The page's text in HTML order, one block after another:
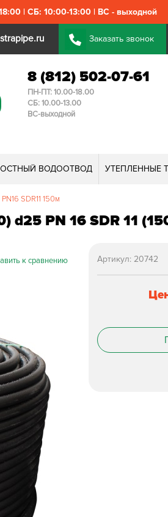
| СБ: 10:00-13:00 | ВС - выходной
Заказать звонок
8 (812) 502-07-61
ПН-ПТ: 10.00-18.00
СБ: 10.00-13.00
ВС-выходной
ВОДООТВОД УТЕПЛЕННЫЕ
SDR11 150м
d25 PN 16 SDR 11
Артикул:20742